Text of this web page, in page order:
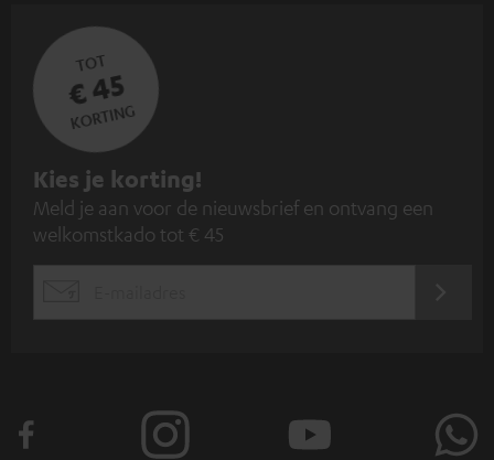
TOT
€ 45
KORTING
A
a
n
n
Kies je korting!
Meld je aan voor de nieuwsbrief en ontvang een
welkomstkado tot € 45